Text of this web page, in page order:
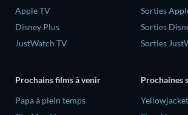
Apple TV
Disney Plus
JustWatch TV
Sorties
Sorties
Sorties
Prochains films à venir
‎Papa à plein temps
Prochaines